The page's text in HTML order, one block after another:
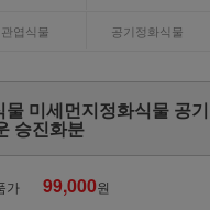
관엽식물 공기정화식물
미세먼지정화식물 공기
승진화분
가 99,000원